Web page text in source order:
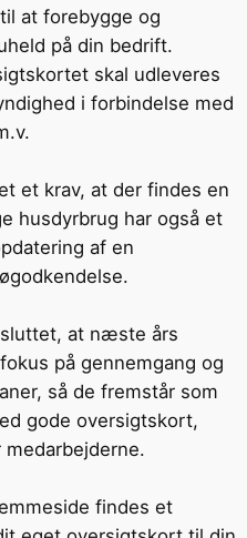
at forebygge og
på din bedrift.
skal udleveres
i forbindelse med
et krav, at der findes en
husdyrbrug har også et
af en
at næste års
på gennemgang og
så de fremstår som
gode oversigtskort,
findes et